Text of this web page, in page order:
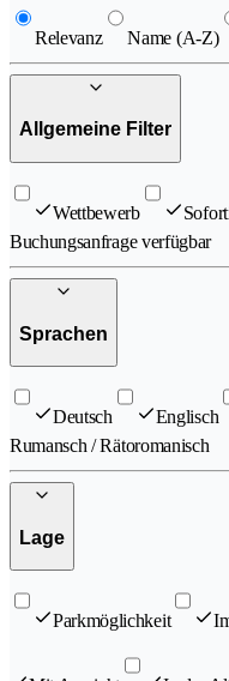
Relevanz Name (A-Z)
Allgemeine Filter
Wettbewerb
Buchungsanfrage verfügbar
Sprachen
Deutsch Englisch
Rumansch / Rätoromanisch
Lage
Parkmöglichkeit